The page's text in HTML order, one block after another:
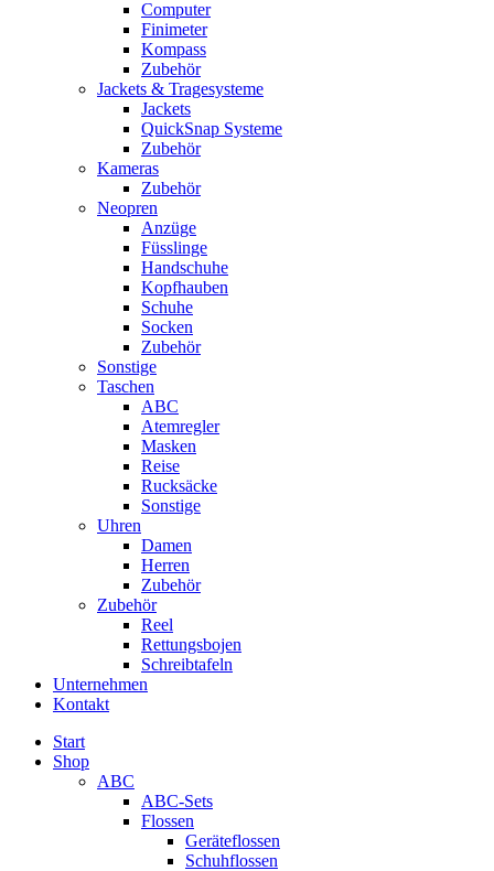
Computer
Finimeter
Kompass
Zubehör
Jackets & Tragesysteme
Jackets
QuickSnap Systeme
Zubehör
Kameras
Zubehör
Neopren
Anzüge
Füsslinge
Handschuhe
Kopfhauben
Schuhe
Socken
Zubehör
Sonstige
Taschen
ABC
Atemregler
Masken
Reise
Rucksäcke
Sonstige
Uhren
Damen
Herren
Zubehör
Zubehör
Reel
Rettungsbojen
Schreibtafeln
Unternehmen
Kontakt
Start
Shop
ABC
ABC-Sets
Flossen
Geräteflossen
Schuhflossen